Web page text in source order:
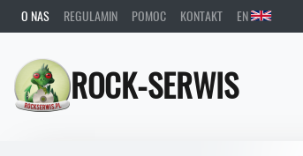
O NAS REGULAMIN POMOC KONTAKT EN
ROCK-SERWIS